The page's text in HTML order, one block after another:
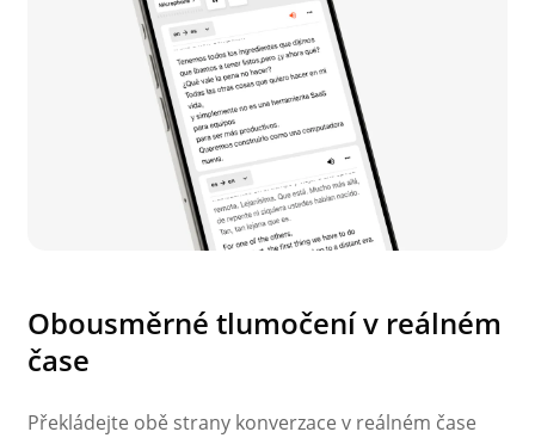
Obousměrné tlumočení v reálném
čase
Překládejte obě strany konverzace v reálném čase